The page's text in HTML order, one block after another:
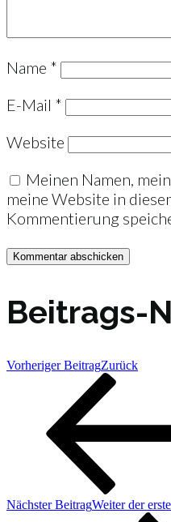
Name *
E-Mail *
Website
Meinen Namen,
meine Website in
Kommentierung
Beitrags-
Vorheriger BeitragZurück
Nächster BeitragWeiter der